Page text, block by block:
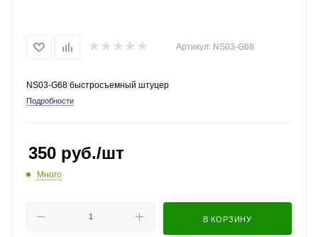
Артикул: NS03-G68
NS03-G68 быстросъемный штуцер
Подробности
350 руб./шт
Много
В КОРЗИНУ